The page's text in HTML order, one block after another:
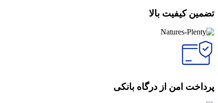
تضمین کیفیت بالا
پرداخت امن از درگاه بانکی